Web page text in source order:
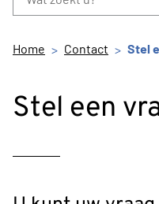
Home Contact Stel
Stel een